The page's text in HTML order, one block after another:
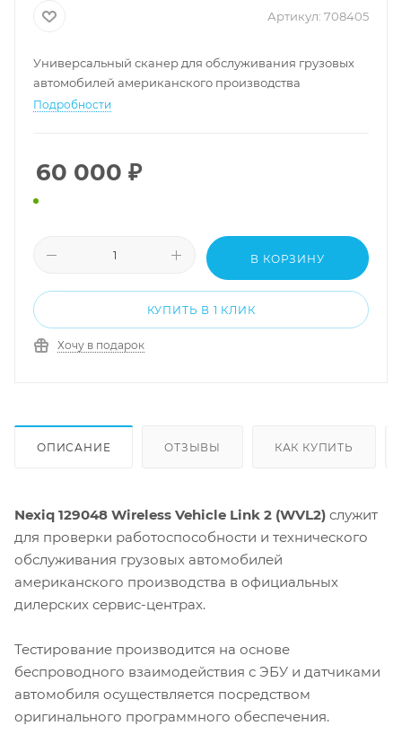
Артикул: 708405
Универсальный сканер для обслуживания грузовых
автомобилей американского производства
Подробности
60 000 ₽
В КОРЗИНУ
КУПИТЬ В 1 КЛИК
Хочу в подарок
ОПИСАНИЕ ОТЗЫВЫ КАК КУПИТЬ
Nexiq 129048 Wireless Vehicle Link 2 (WVL2) служит
для проверки работоспособности и технического
обслуживания грузовых автомобилей
американского производства в официальных
дилерских сервис-центрах.
Тестирование производится на основе
беспроводного взаимодействия с ЭБУ и датчиками
автомобиля осуществляется посредством
оригинального программного обеспечения.